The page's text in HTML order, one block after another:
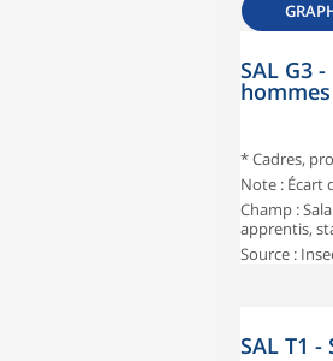
SAL G3
* Cadres,
Note : Écart
Champ :
apprentis,
Source :
SAL T1